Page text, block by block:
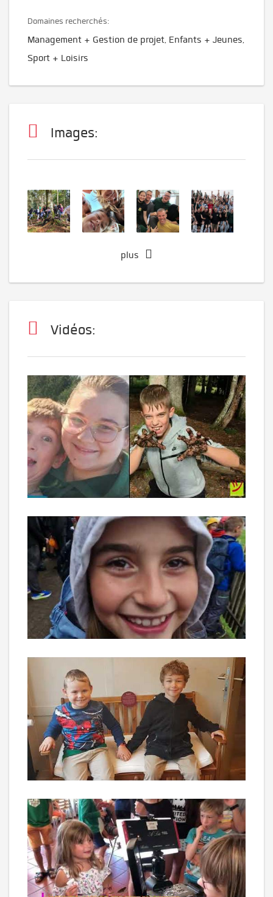
Domaines recherchés:
Management + Gestion de projet, Enfants + Jeunes,
Sport + Loisirs
Images:
plus
Vidéos: